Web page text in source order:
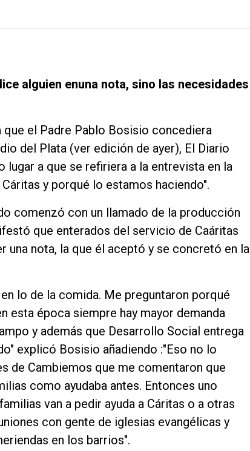
alguien enuna nota, sino las necesidades
el Padre Pablo Bosisio concediera
del Plata (ver edición de ayer), El Diario
a que se refiriera a la entrevista en la
y porqué lo estamos haciendo".
comenzó con un llamado de la producción
que enterados del servicio de Caáritas
una nota, la que él aceptó y se concretó en la
lo de la comida. Me preguntaron porqué
esta época siempre hay mayor demanda
y además que Desarrollo Social entrega
explicó Bosisio añadiendo :"Eso no lo
de Cambiemos que me comentaron que
como ayudaba antes. Entonces uno
van a pedir ayuda a Cáritas o a otras
con gente de iglesias evangélicas y
en los barrios".